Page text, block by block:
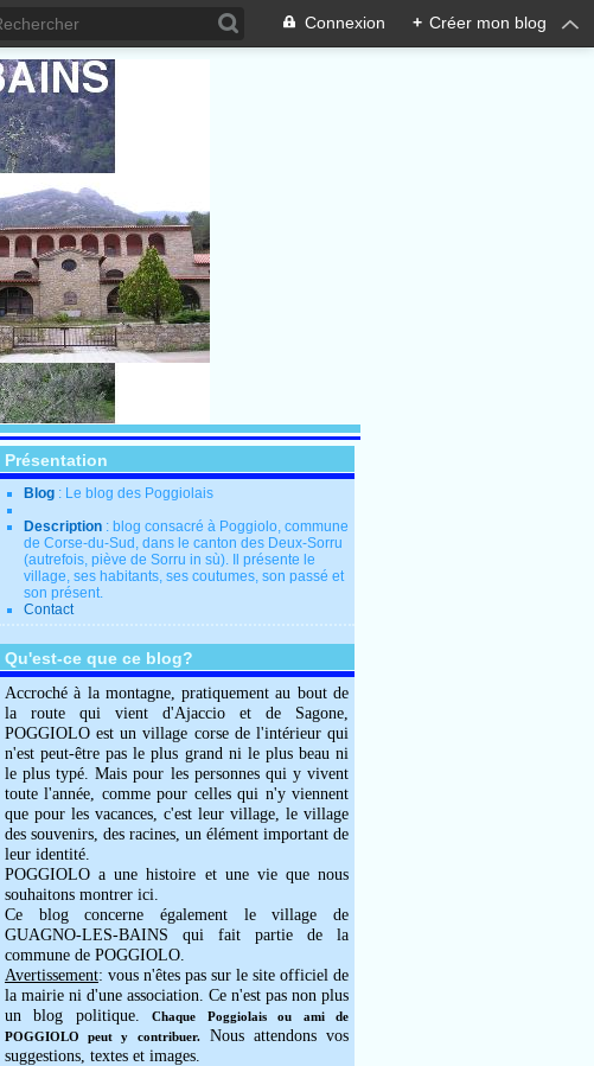
Connexion + Créer mon blog
Présentation
Blog : Le blog des Poggiolais
Description : blog consacré à Poggiolo, commune
de Corse-du-Sud, dans le canton des Deux-Sorru
(autrefois, piève de Sorru in sù). Il présente le
village, ses habitants, ses coutumes, son passé et
son présent.
Contact
Qu'est-ce que ce blog?
Accroché à la montagne, pratiquement au bout de
la route qui vient d'Ajaccio et de Sagone,
POGGIOLO est un village corse de l'intérieur qui
n'est peut-être pas le plus grand ni le plus beau ni
le plus typé. Mais pour les personnes qui y vivent
toute l'année, comme pour celles qui n'y viennent
que pour les vacances, c'est leur village, le village
des souvenirs, des racines, un élément important de
leur identité.
POGGIOLO a une histoire et une vie que nous
souhaitons montrer ici.
Ce blog concerne également le village de
GUAGNO-LES-BAINS qui fait partie de la
commune de POGGIOLO.
Avertissement: vous n'êtes pas sur le site officiel de
la mairie ni d'une association. Ce n'est pas non plus
un blog politique.Chaque Poggiolais ou ami de
POGGIOLO peut y contribuer.Nous attendons vos
suggestions, textes et images.